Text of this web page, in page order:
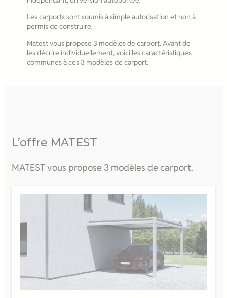
Les carports sont soumis à simple autorisation et non à
permis de construire.
Matest vous propose 3 modèles de carport. Avant de
les décrire individuellement, voici les caractéristiques
communes à ces 3 modèles de carport.
L’offre MATEST
MATEST vous propose 3 modèles de carport.